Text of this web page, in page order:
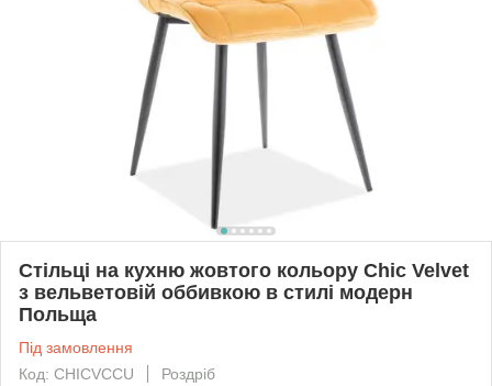
Стільці на кухню жовтого кольору Chic Velvet
з вельветовій оббивкою в стилі модерн
Польща
Під замовлення
Код: CHICVCCU
Роздріб